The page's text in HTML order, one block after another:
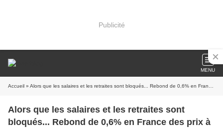
Publicité
MENU
Accueil » Alors que les salaires et les retraites sont bloqués... Rebond de 0,6% en France des prix à la consommation en février
Alors que les salaires et les retraites sont
bloqués... Rebond de 0,6% en France des prix à